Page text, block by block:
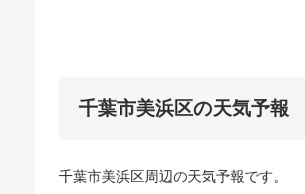
千葉市美浜区の天気予報
千葉市美浜区周辺の天気予報です。